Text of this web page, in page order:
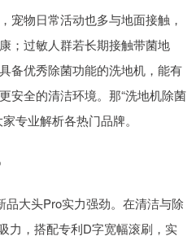
宠物日常活动也多与地面接触，
；过敏人群若长期接触带菌地
备优秀除菌功能的洗地机，能有
安全的清洁环境。那“洗地机除菌
专业解析各热门品牌。
品大头Pro实力强劲。在清洁与除
力，搭配专利D字宽幅滚刷，实